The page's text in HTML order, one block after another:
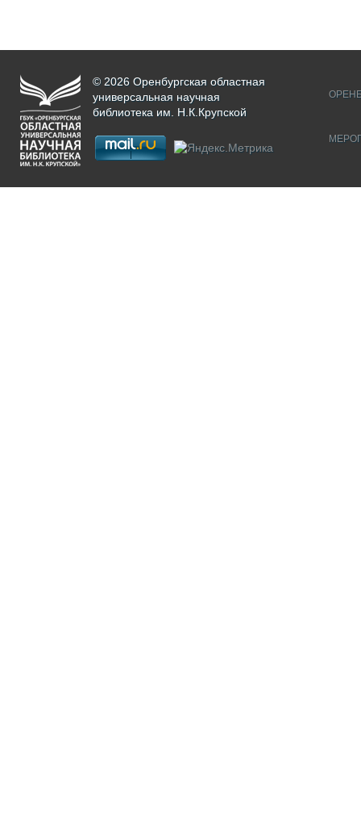
© 2026 Оренбургская областная
универсальная научная
библиотека им. Н.К.Крупской